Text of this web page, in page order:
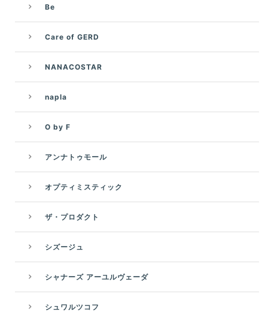
Be
Care of GERD
NANACOSTAR
napla
O by F
アンナトゥモール
オプティミスティック
ザ・プロダクト
シズージュ
シャナーズ アーユルヴェーダ
シュワルツコフ